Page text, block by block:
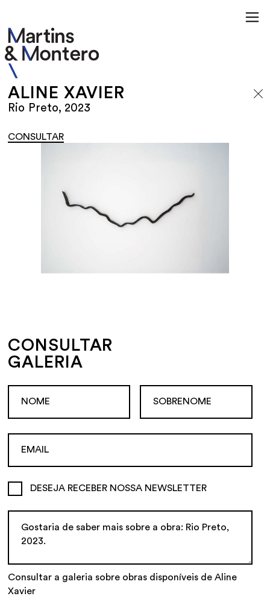
ALINE XAVIER
Rio Preto, 2023
CONSULTAR
CONSULTAR
GALERIA
DESEJA RECEBER NOSSA NEWSLETTER
Consultar a galeria sobre obras disponíveis de Aline
Xavier